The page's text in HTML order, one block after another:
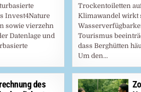
Invest4Nature
sowie vierzehn
Datenlage und
Trockentoiletten
Klimawandel wirkt
Tourismus
dass Berghütten
Um den…
des